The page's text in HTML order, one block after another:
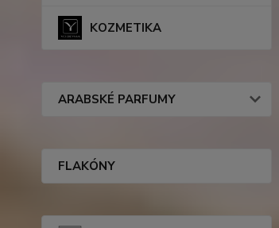
KOZMETIKA
ARABSKÉ PARFUMY
FLAKÓNY